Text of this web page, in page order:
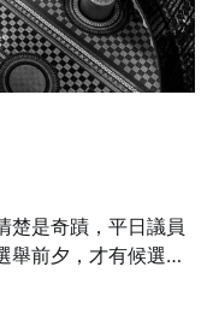
楚是奇蹟，平日議員
舉前夕，才有候選人